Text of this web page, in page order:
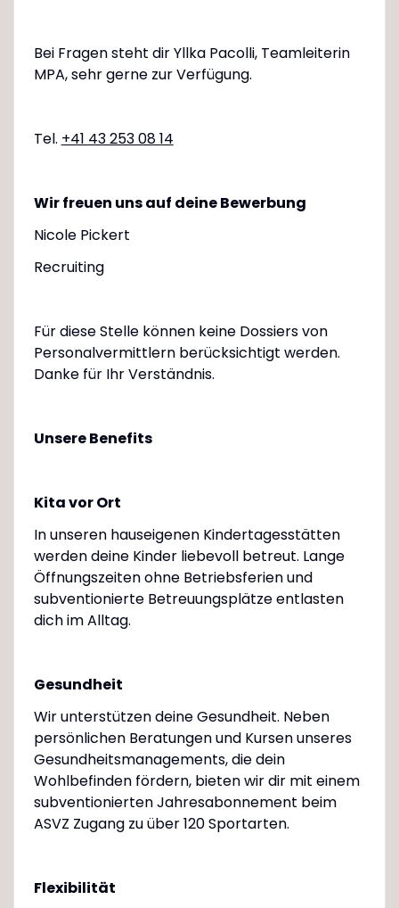
Bei Fragen steht dir Yllka Pacolli, Teamleiterin
MPA, sehr gerne zur Verfügung.
Tel. +41 43 253 08 14
Wir freuen uns auf deine Bewerbung
Nicole Pickert
Recruiting
Für diese Stelle können keine Dossiers von
Personalvermittlern berücksichtigt werden.
Danke für Ihr Verständnis.
Unsere Benefits
Kita vor Ort
In unseren hauseigenen Kindertagesstätten
werden deine Kinder liebevoll betreut. Lange
Öffnungszeiten ohne Betriebsferien und
subventionierte Betreuungsplätze entlasten
dich im Alltag.
Gesundheit
Wir unterstützen deine Gesundheit. Neben
persönlichen Beratungen und Kursen unseres
Gesundheitsmanagements, die dein
Wohlbefinden fördern, bieten wir dir mit einem
subventionierten Jahresabonnement beim
ASVZ Zugang zu über 120 Sportarten.
Flexibilität